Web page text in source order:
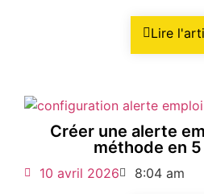
Lire
Créer une alerte
méthode en
10 avril 2026 8:04 am